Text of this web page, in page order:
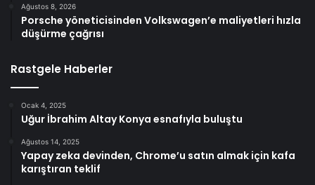
Ağustos 8, 2026
Porsche yöneticisinden Volkswagen’e maliyetleri hızla
düşürme çağrısı
Rastgele Haberler
Ocak 4, 2025
Uğur İbrahim Altay Konya esnafıyla buluştu
Ağustos 14, 2025
Yapay zeka devinden, Chrome’u satın almak için kafa
karıştıran teklif